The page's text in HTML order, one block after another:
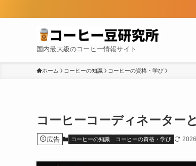
国内最大級のコーヒー情報サイト
ホーム コーヒーの知識 コーヒーの資格・学び
コーヒーコーディネーター
広告 コーヒーの知識 コーヒーの資格・学び